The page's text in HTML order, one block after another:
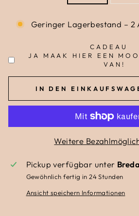
Geringer Lagerbestand –
CADEAU
JA MAAK HIER EEN
VAN!
IN DEN
Weitere
Pickup verfügbar unter
Gewöhnlich fertig in 24 Stunden
Ansicht speichern Informationen